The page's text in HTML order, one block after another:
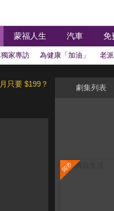
蒙福人生 汽車 免
家專訪 為健康「加油」 老
只要 $199？ 劇集列表